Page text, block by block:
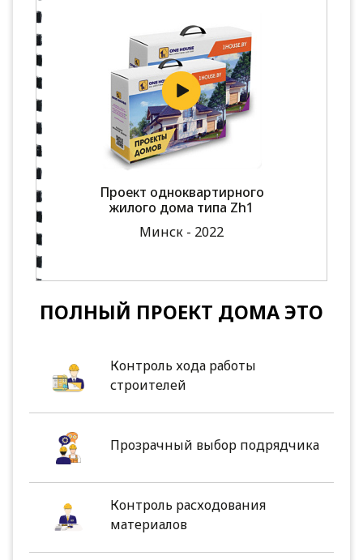
Проект одноквартирного
жилого дома типа Zh1
Минск - 2022
ПОЛНЫЙ ПРОЕКТ ДОМА ЭТО
Контроль хода работы
строителей
Прозрачный выбор подрядчика
Контроль расходования
материалов